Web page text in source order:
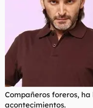
Compañeros foreros,
acontecimientos.